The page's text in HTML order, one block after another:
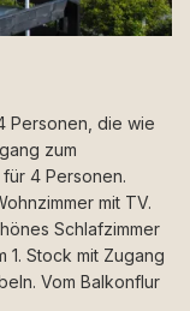
Personen, die wie
zum
4 Personen.
mit TV.
Schlafzimmer
1. Stock mit Zugang
Vom Balkonflur